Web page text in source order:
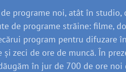
programe noi, atât în studio,
de programe străine: filme,
program pentru difuzare
zeci de ore de muncă. În
în jur de 700 de ore noi